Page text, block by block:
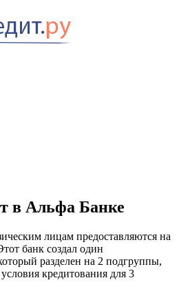
в Альфа Банке
лицам предоставляются на
банк создал один
разделен на 2 подгруппы,
кредитования для 3